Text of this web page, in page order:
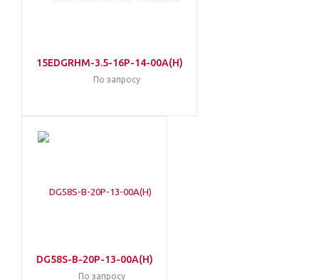
15EDGRHM-3.5-16P-14-00A(H)
По запросу
DG58S-B-20P-13-00A(H)
По запросу